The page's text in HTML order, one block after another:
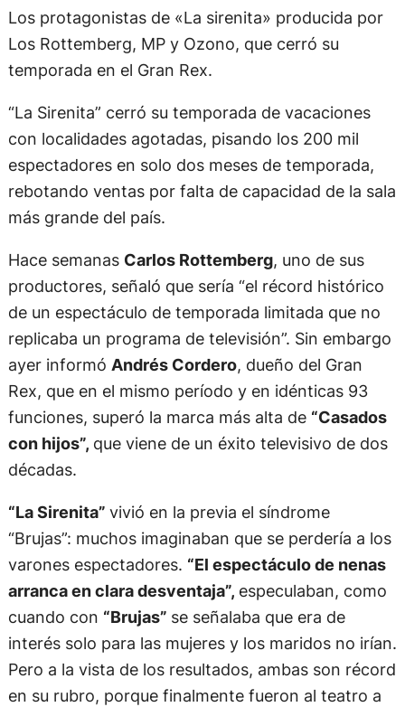
Los protagonistas de «La sirenita» producida por
Los Rottemberg, MP y Ozono, que cerró su
temporada en el Gran Rex.
“La Sirenita” cerró su temporada de vacaciones
con localidades agotadas, pisando los 200 mil
espectadores en solo dos meses de temporada,
rebotando ventas por falta de capacidad de la sala
más grande del país.
Hace semanas Carlos Rottemberg, uno de sus
productores, señaló que sería “el récord histórico
de un espectáculo de temporada limitada que no
replicaba un programa de televisión”. Sin embargo
ayer informó Andrés Cordero, dueño del Gran
Rex, que en el mismo período y en idénticas 93
funciones, superó la marca más alta de “Casados
con hijos”, que viene de un éxito televisivo de dos
décadas.
“La Sirenita” vivió en la previa el síndrome
“Brujas”: muchos imaginaban que se perdería a los
varones espectadores. “El espectáculo de nenas
arranca en clara desventaja”, especulaban, como
cuando con “Brujas” se señalaba que era de
interés solo para las mujeres y los maridos no irían.
Pero a la vista de los resultados, ambas son récord
en su rubro, porque finalmente fueron al teatro a